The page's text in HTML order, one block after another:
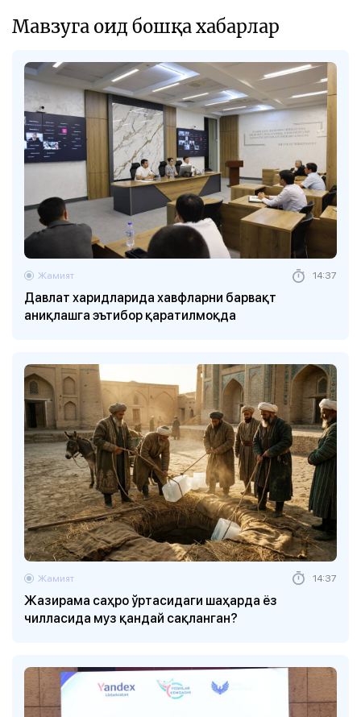
Мавзуга оид бошқа хабарлар
Давлат харидларида хавфларни барвақт
аниқлашга эътибор қаратилмоқда
Жамият 14:37
Жазирама саҳро ўртасидаги шаҳарда ёз
чилласида муз қандай сақланган?
Жамият 14:37